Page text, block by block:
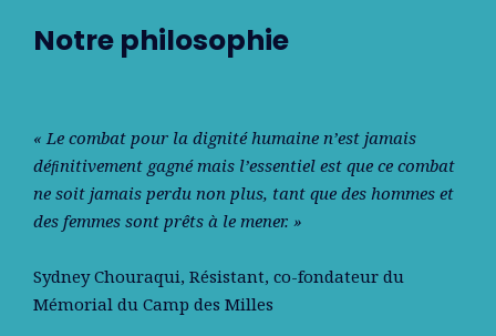
Notre philosophie
« Le combat pour la dignité humaine n’est jamais
déﬁnitivement gagné mais l’essentiel est que ce combat
ne soit jamais perdu non plus, tant que des hommes et
des femmes sont prêts à le mener. »
Sydney Chouraqui, Résistant, co-fondateur du
Mémorial du Camp des Milles